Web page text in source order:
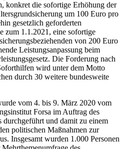
konkret die sofortige Erhöhung der
um 100 Euro pro
gesetzlich geforderten
zum 1.1.2021, eine sofortige
von 200 Euro
Leistungsanpassung beim
Die Forderung nach
wird unter dem Motto
durch 30 weitere bundesweite
vom 4. bis 9. März 2020 vom
Forsa im Auftrag des
durchgeführt und damit zu einem
politischen Maßnahmen zur
Insgesamt wurden 1.000 Personen